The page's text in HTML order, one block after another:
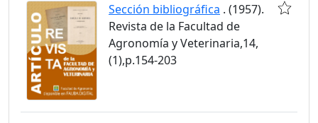
Sección bibliográfica . (1957).
Revista de la Facultad de
Agronomía y Veterinaria,14,
(1),p.154-203